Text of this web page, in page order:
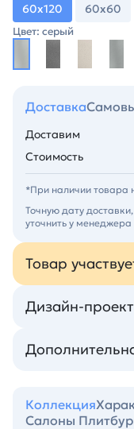
60х120 60х60
Цвет: серый
Доставка
Доставим
Стоимость
*При наличии товара
Точную дату
уточнить у менеджера
Товар
Дизайн-
Коллекция
Салоны